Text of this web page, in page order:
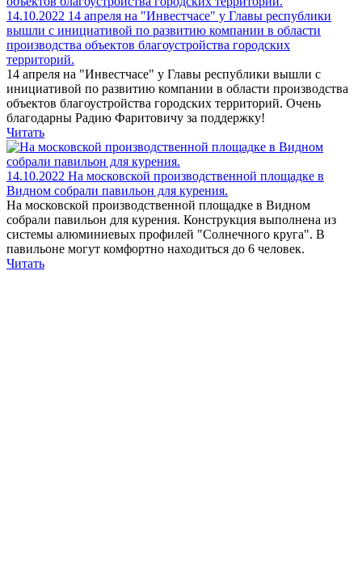
14.10.2022 14 апреля на "Инвестчасе" у Главы республики
вышли с инициативой по развитию компании в области
производства объектов благоустройства городских
территорий.
14 апреля на "Инвестчасе" у Главы республики вышли с
инициативой по развитию компании в области производства
объектов благоустройства городских территорий. Очень
благодарны Радию Фаритовичу за поддержку!
Читать
14.10.2022 На московской производственной площадке в
Видном собрали павильон для курения.
На московской производственной площадке в Видном
собрали павильон для курения. Конструкция выполнена из
системы алюминиевых профилей "Солнечного круга". В
павильоне могут комфортно находиться до 6 человек.
Читать